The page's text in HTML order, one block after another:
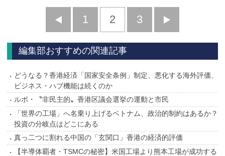
前
へ
1 2 3
へ
編集部おすすめの関連記事
どうなる？香港経済「国家安全条例」制定、悪化する海外評価、
ビジネス・ハブ機能は続くのか
ルポ・〝非民主的〟香港区議会選挙の運動と市民
「世界の工場」へ名乗り上げるベトナム、政治的制約はあるか？
投資の分岐点はどこにある
真っ二つに割れる中国の「玄関口」香港の経済的評価
【半導体覇者・TSMCの秘密】米国工場より熊本工場が成功する